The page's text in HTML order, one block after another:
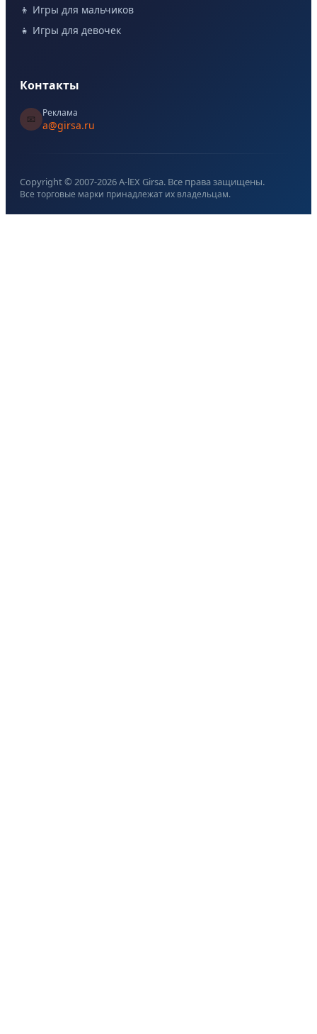
👦 Игры для мальчиков
👧 Игры для девочек
Контакты
📧
Реклама
a@girsa.ru
Copyright © 2007-2026A-lEX Girsa. Все права защищены.
Все торговые марки принадлежат их владельцам.